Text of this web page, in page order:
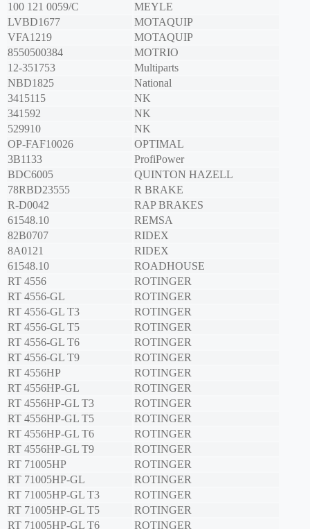
100 121 0059/C
MEYLE
LVBD1677
MOTAQUIP
VFA1219
MOTAQUIP
8550500384
MOTRIO
12-351753
Multiparts
NBD1825
National
3415115
NK
341592
NK
529910
NK
OP-FAF10026
OPTIMAL
3B1133
ProfiPower
BDC6005
QUINTON HAZELL
78RBD23555
R BRAKE
R-D0042
RAP BRAKES
61548.10
REMSA
82B0707
RIDEX
8A0121
RIDEX
61548.10
ROADHOUSE
RT 4556
ROTINGER
RT 4556-GL
ROTINGER
RT 4556-GL T3
ROTINGER
RT 4556-GL T5
ROTINGER
RT 4556-GL T6
ROTINGER
RT 4556-GL T9
ROTINGER
RT 4556HP
ROTINGER
RT 4556HP-GL
ROTINGER
RT 4556HP-GL T3
ROTINGER
RT 4556HP-GL T5
ROTINGER
RT 4556HP-GL T6
ROTINGER
RT 4556HP-GL T9
ROTINGER
RT 71005HP
ROTINGER
RT 71005HP-GL
ROTINGER
RT 71005HP-GL T3
ROTINGER
RT 71005HP-GL T5
ROTINGER
RT 71005HP-GL T6
ROTINGER